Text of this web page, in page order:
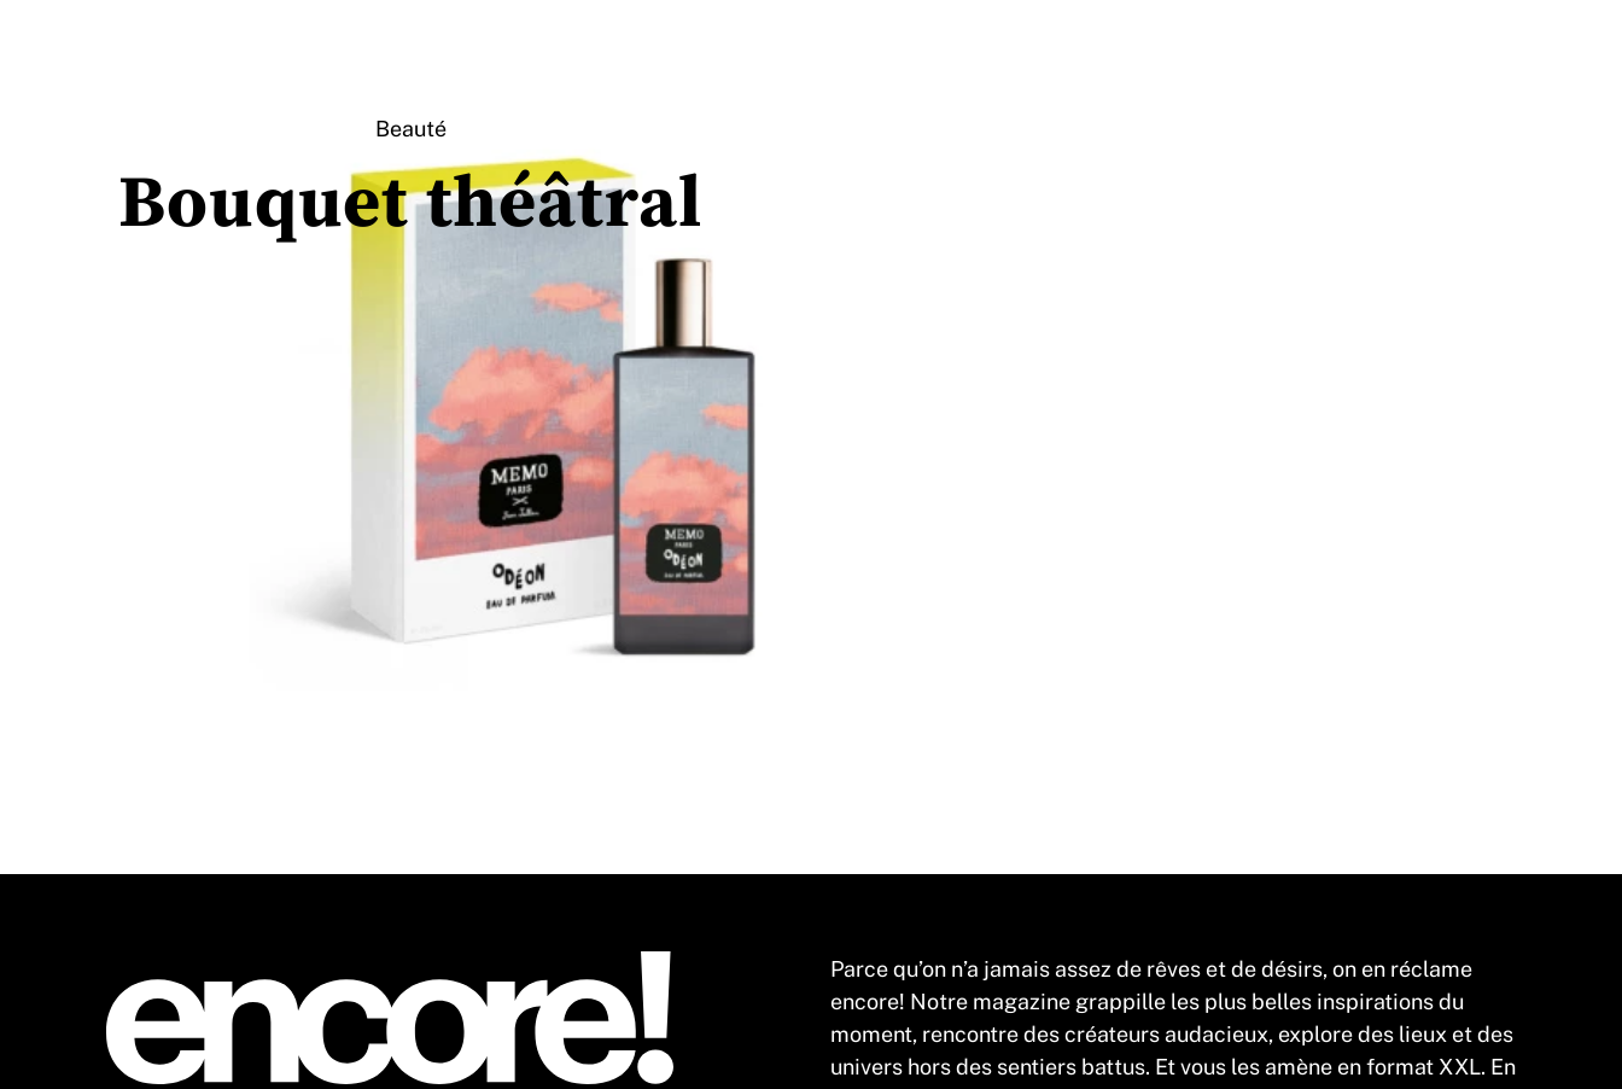
Beauté
Bouquet théâtral
Parce qu’on n’a jamais assez de rêves et de désirs, on en réclame
encore! Notre magazine grappille les plus belles inspirations du
moment, rencontre des créateurs audacieux, explore des lieux et des
univers hors des sentiers battus. Et vous les amène en format XXL. En